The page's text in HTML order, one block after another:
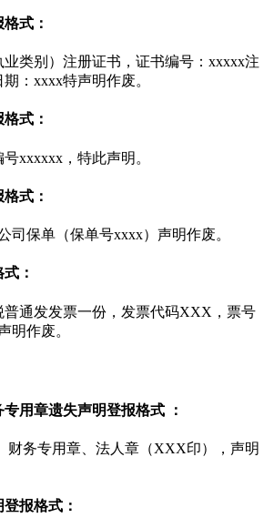
式：
类别）注册证书，证书编号：xxxxx注
：xxxx特声明作废。
式：
xxxxxx，特此声明。
式：
保单（保单号xxxx）声明作废。
：
普通发发票一份，发票代码XXX，票号
明作废。
用章遗失声明登报格式 ：
财务专用章、法人章（XXX印），声明
报格式：